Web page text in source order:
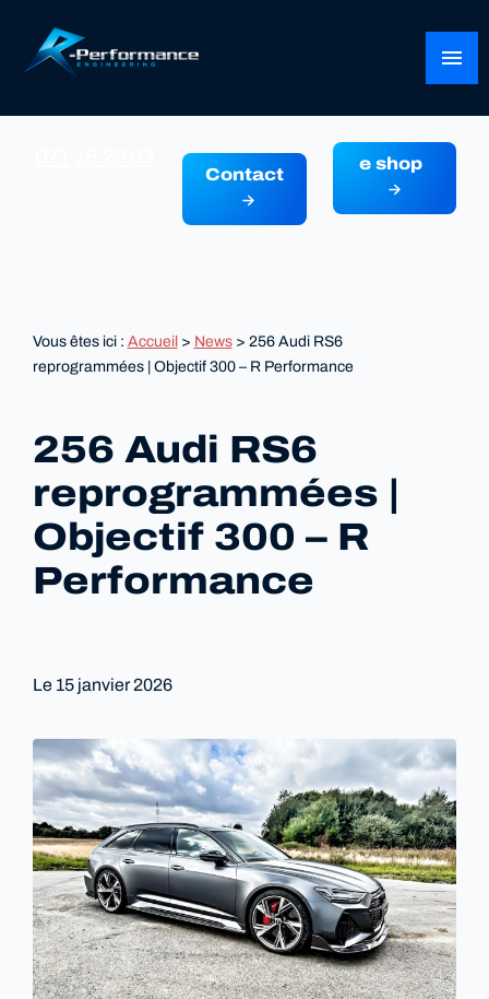
menu
Contact
e shop
Vous êtes ici : Accueil> News> 256 Audi RS6
reprogrammées | Objectif 300 – R Performance
256 Audi RS6
reprogrammées |
Objectif 300 – R
Performance
Le 15 janvier 2026